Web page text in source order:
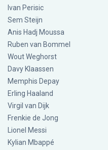
Ivan Perisic
Sem Steijn
Anis Hadj Moussa
Ruben van Bommel
Wout Weghorst
Davy Klaassen
Memphis Depay
Erling Haaland
Virgil van Dijk
Frenkie de Jong
Lionel Messi
Kylian Mbappé